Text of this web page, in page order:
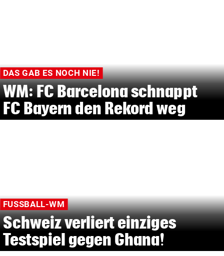
DAS GAB ES NOCH NIE!
WM: FC Barcelona schnappt
FC Bayern den Rekord weg
FUSSBALL-WM
Schweiz verliert einziges
Testspiel gegen Ghana!